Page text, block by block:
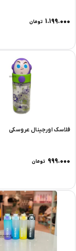
۱.۱۹۹.۰۰۰ تومان
فلاسک اورجینال عروسکی
۹۹۹.۰۰۰ تومان